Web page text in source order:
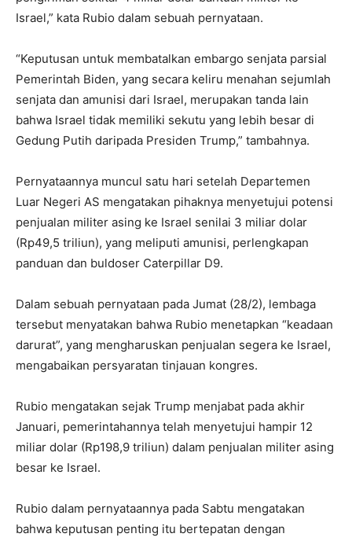
Israel,” kata Rubio dalam sebuah pernyataan.
“Keputusan untuk membatalkan embargo senjata parsial
Pemerintah Biden, yang secara keliru menahan sejumlah
senjata dan amunisi dari Israel, merupakan tanda lain
bahwa Israel tidak memiliki sekutu yang lebih besar di
Gedung Putih daripada Presiden Trump,” tambahnya.
Pernyataannya muncul satu hari setelah Departemen
Luar Negeri AS mengatakan pihaknya menyetujui potensi
penjualan militer asing ke Israel senilai 3 miliar dolar
(Rp49,5 triliun), yang meliputi amunisi, perlengkapan
panduan dan buldoser Caterpillar D9.
Dalam sebuah pernyataan pada Jumat (28/2), lembaga
tersebut menyatakan bahwa Rubio menetapkan “keadaan
darurat”, yang mengharuskan penjualan segera ke Israel,
mengabaikan persyaratan tinjauan kongres.
Rubio mengatakan sejak Trump menjabat pada akhir
Januari, pemerintahannya telah menyetujui hampir 12
miliar dolar (Rp198,9 triliun) dalam penjualan militer asing
besar ke Israel.
Rubio dalam pernyataannya pada Sabtu mengatakan
bahwa keputusan penting itu bertepatan dengan